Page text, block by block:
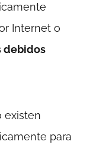
Internet o
debidos
existen
para